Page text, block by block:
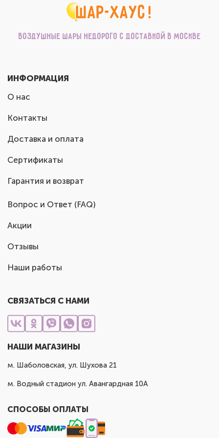
Воздушные шары недорого с доставкой в Москве
ИНФОРМАЦИЯ
О нас
Контакты
Доставка и оплата
Сертификаты
Гарантия и возврат
Вопрос и Ответ (FAQ)
Акции
Отзывы
Наши работы
СВЯЗАТЬСЯ С НАМИ
НАШИ МАГАЗИНЫ
м. Шаболовская, ул. Шухова 21
м. Водный стадион ул. Авангардная 10А
СПОСОБЫ ОПЛАТЫ